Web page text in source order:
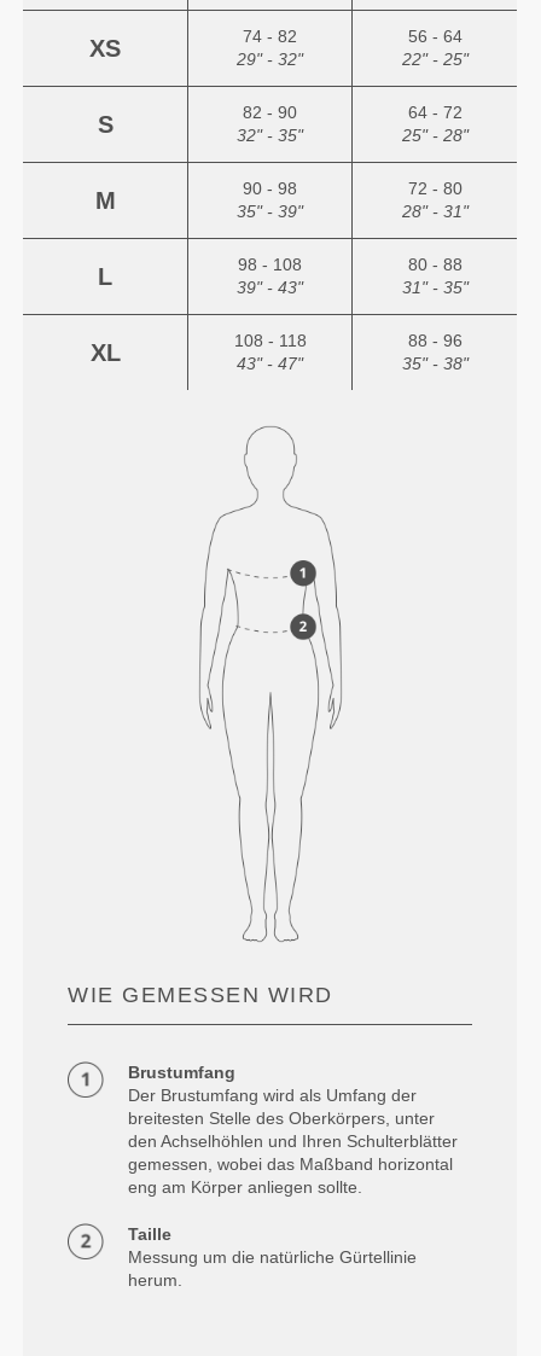
XS
74 - 82
29" - 32"
56 - 64
22" - 25"
S
82 - 90
32" - 35"
64 - 72
25" - 28"
M
90 - 98
35" - 39"
72 - 80
28" - 31"
L
98 - 108
39" - 43"
80 - 88
31" - 35"
XL
108 - 118
43" - 47"
88 - 96
35" - 38"
WIE GEMESSEN WIRD
Brustumfang
Der Brustumfang wird als Umfang der
breitesten Stelle des Oberkörpers, unter
den Achselhöhlen und Ihren Schulterblätter
gemessen, wobei das Maßband horizontal
eng am Körper anliegen sollte.
Taille
Messung um die natürliche Gürtellinie
herum.